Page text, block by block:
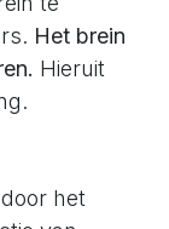
Het brein
Hieruit
het